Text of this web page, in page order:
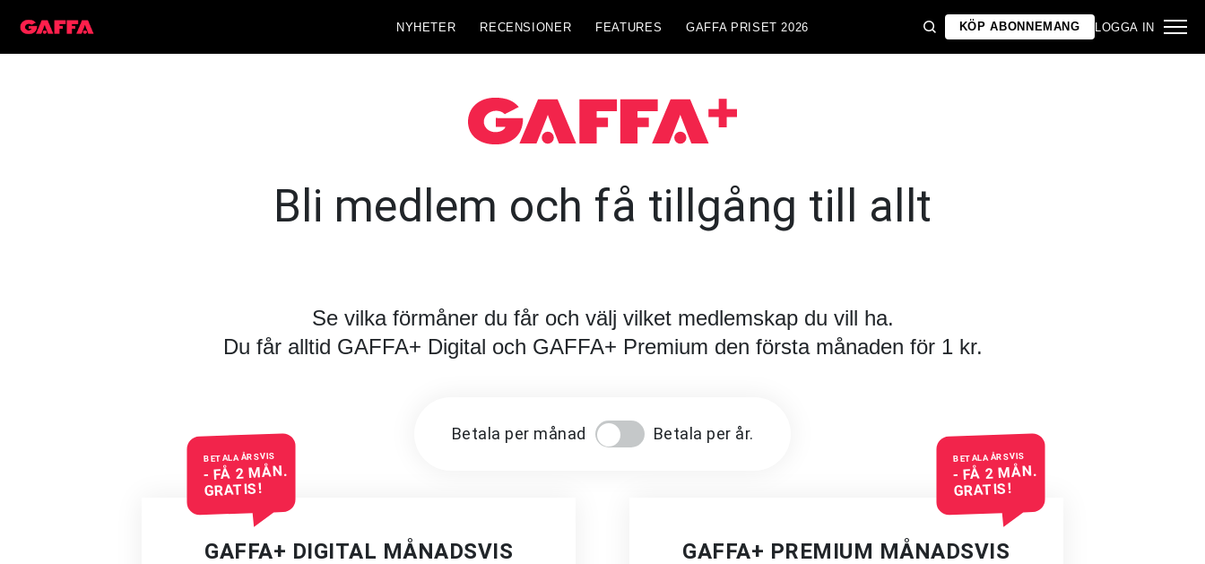
NYHETER RECENSIONER FEATURES GAFFA PRISET 2026 KÖP ABONNEMANG LOGGA IN
Bli medlem och få tillgång till allt
Se vilka förmåner du får och välj vilket medlemskap du vill ha.
Du får alltid GAFFA+ Digital och GAFFA+ Premium den första månaden för 1 kr.
Betala per månad Betala per år.
BETALA ÅRSVIS
- FÅ 2 MÅN.
GRATIS!
GAFFA+ DIGITAL MÅNADSVIS
BETALA ÅRSVIS
- FÅ 2 MÅN.
GRATIS!
GAFFA+ PREMIUM MÅNADSVIS